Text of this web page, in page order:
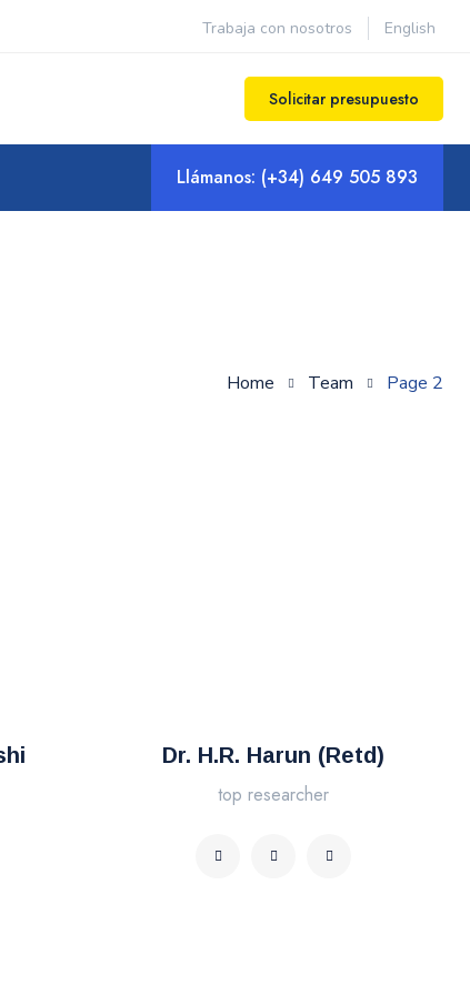
Trabaja con nosotros English
Solicitar presupuesto
Llámanos: (+34) 649 505 893
Home Team Page 2
Dr. H.R. Harun (Retd)
top researcher